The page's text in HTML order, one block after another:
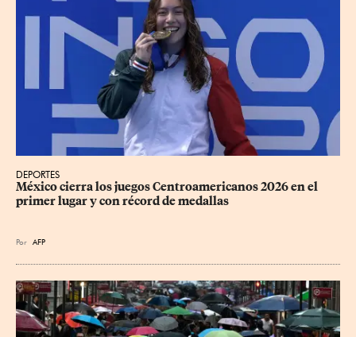
DEPORTES
México cierra los juegos Centroamericanos 2026 en el
primer lugar y con récord de medallas
Por AFP